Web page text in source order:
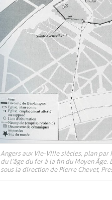
Angers aux VIe-VIIIe siècles, plan par
du l’âge du fer à la fin du Moyen
sous la direction de Pierre Chevet,